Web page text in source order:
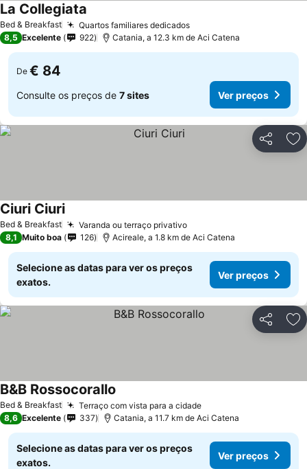
Bed & Breakfast Quartos familiares dedicados
La Collegiata
8,5 Excelente 922 Catania, a 12.3 km de Aci Catena
De € 84
Consulte os preços de 7 sites Ver preços
Partilhar
Bed & Breakfast Varanda ou terraço privativo
Ciuri Ciuri
8,1 Muito boa 126 Acireale, a 1.8 km de Aci Catena
Selecione as datas para ver os preços
exatos.
Ver preços
Partilhar
Bed & Breakfast Terraço com vista para a cidade
B&B Rossocorallo
8,6 Excelente 337 Catania, a 11.7 km de Aci Catena
Selecione as datas para ver os preços
exatos.
Ver preços